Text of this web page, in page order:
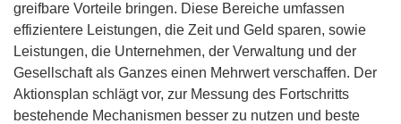
greifbare Vorteile bringen. Diese Bereiche umfassen
effizientere Leistungen, die Zeit und Geld sparen, sowie
Leistungen, die Unternehmen, der Verwaltung und der
Gesellschaft als Ganzes einen Mehrwert verschaffen. Der
Aktionsplan schlägt vor, zur Messung des Fortschritts
bestehende Mechanismen besser zu nutzen und beste